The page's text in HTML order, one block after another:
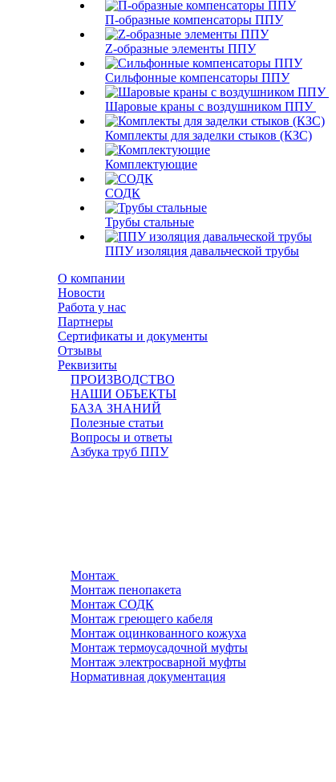
П-образные компенсаторы ППУ
Z-образные элементы ППУ
Сильфонные компенсаторы ППУ
Шаровые краны с воздушником ППУ
Комплекты для заделки стыков (КЗС)
Комплектующие
СОДК
Трубы стальные
ППУ изоляция давальческой трубы
О компании
Новости
Работа у нас
Партнеры
Сертификаты и документы
Отзывы
Реквизиты
ПРОИЗВОДСТВО
НАШИ ОБЪЕКТЫ
БАЗА ЗНАНИЙ
Полезные статьи
Вопросы и ответы
Азбука труб ППУ
Монтаж
Монтаж пенопакета
Монтаж СОДК
Монтаж греющего кабеля
Монтаж оцинкованного кожуха
Монтаж термоусадочной муфты
Монтаж электросварной муфты
Нормативная документация